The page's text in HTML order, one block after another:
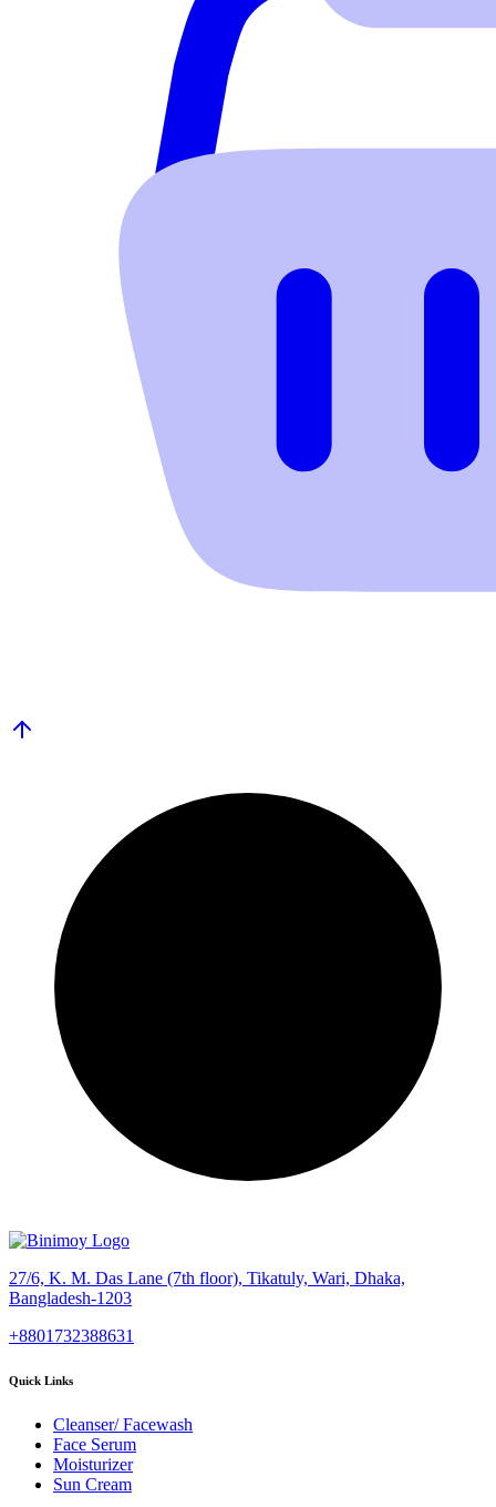
27/6, K. M. Das Lane (7th floor), Tikatuly, Wari, Dhaka,
Bangladesh-1203
+8801732388631
Quick Links
Cleanser/ Facewash
Face Serum
Moisturizer
Sun Cream